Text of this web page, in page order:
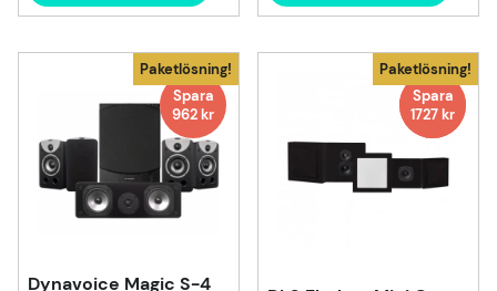
Paketlösning!
Spara
962 kr
Dynavoice Magic S-4
Paketlösning!
Spara
1000kr
Spara
1727 kr